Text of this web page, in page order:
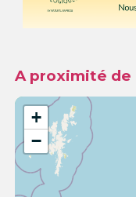
A proximité de
+
−